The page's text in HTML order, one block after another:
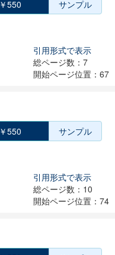
￥550 サンプル
引用形式で表示
総ページ数：7
開始ページ位置：67
￥550 サンプル
引用形式で表示
総ページ数：10
開始ページ位置：74